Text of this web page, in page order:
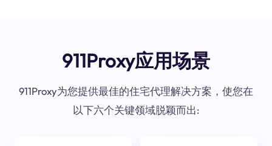
911Proxy应用场景
911Proxy为您提供最佳的住宅代理解决方案，使您在
以下六个关键领域脱颖而出: